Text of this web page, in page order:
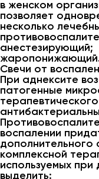
в женском
позволяет
несколько
анестезирующий;
Свечи от
При аднексите
патогенные
воспалении
дополнительного
комплексной
используемых
выделить: